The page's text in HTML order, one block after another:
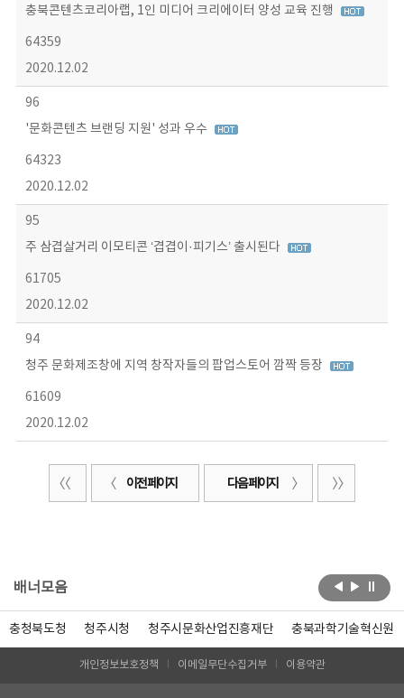
충북콘텐츠코리아랩, 1인 미디어 크리에이터 양성 교육 진행
64359
2020.12.02
96
'문화콘텐츠 브랜딩 지원' 성과 우수
64323
2020.12.02
95
주 삼겹살거리 이모티콘 ‘겹겹이·피기스’ 출시된다
61705
2020.12.02
94
청주 문화제조창에 지역 창작자들의 팝업스토어 깜짝 등장
61609
2020.12.02
이전 페이지 다음 페이지
배너모음
충청북도청 청주시청 청주시문화산업진흥재단 충북과학기술혁신원
개인정보보호정책 이메일무단수집거부 이용약관